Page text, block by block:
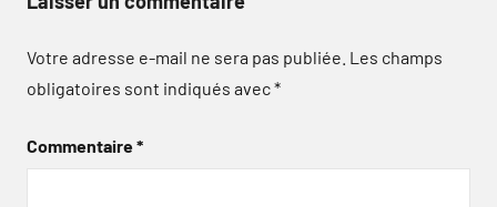
Votre adresse e-mail ne sera pas publiée. Les champs
obligatoires sont indiqués avec*
Commentaire*